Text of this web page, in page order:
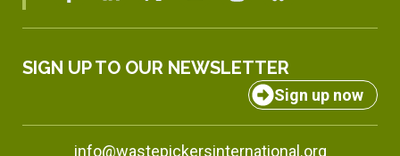
SIGN UP TO OUR NEWSLETTER
Sign up now
info@wastepickersinternational.org